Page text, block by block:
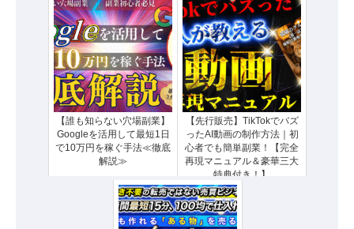
【誰も知らない穴場副業】
Googleを活用して最短1日
で10万円を稼ぐ手法≪徹底
解説≫
【先行販売】TikTokでバズ
ったAI動画の制作方法｜初
心者でも簡単副業！【完全
再現マニュアル＆豪華三大
特典付き！】